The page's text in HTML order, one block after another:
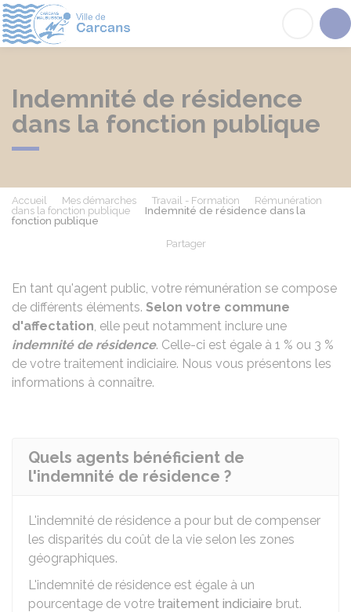
Indemnité de résidence
dans la fonction publique
Accueil Mes démarches Travail - Formation
Rémunération
dans la fonction publique
Indemnité de résidence dans la
fonction publique
Partager
En tant qu'agent public, votre rémunération se compose
de différents éléments. Selon votre commune
d'affectation, elle peut notamment inclure une
indemnité de résidence. Celle-ci est égale à 1 % ou 3 %
de votre traitement indiciaire. Nous vous présentons les
informations à connaître.
Quels agents bénéficient de
l'indemnité de résidence ?
L'indemnité de résidence a pour but de compenser
les disparités du coût de la vie selon les zones
géographiques.
L'indemnité de résidence est égale à un
pourcentage de votre traitement indiciaire brut.